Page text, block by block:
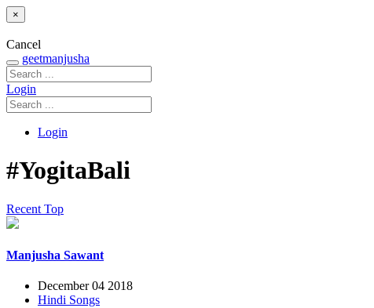
×
Cancel
geetmanjusha
Login
Login
#YogitaBali
Recent Top
Manjusha Sawant
December 04 2018
Hindi Songs